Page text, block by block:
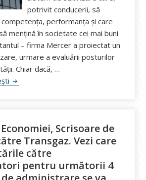
potrivit conducerii, să
performanţa și care
menţină în societate cei mai buni
– firma Mercer a proiectat un
urmare a evaluării posturilor
Chiar dacă, …
Cum vor șefii să mențină în
Scrisoare de
Transgaz. Vezi care
către
pentru următorii 4